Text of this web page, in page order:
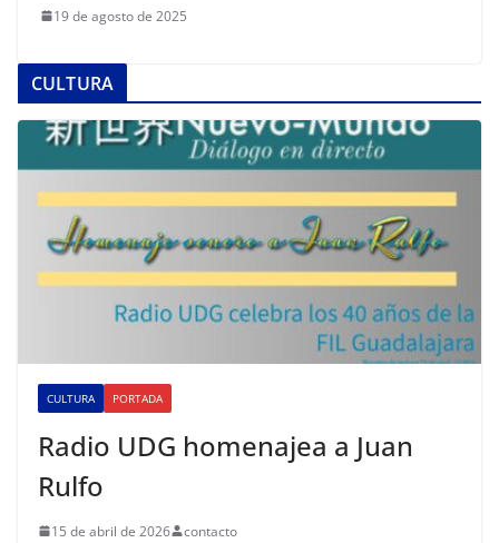
19 de agosto de 2025
CULTURA
CULTURA PORTADA
Radio UDG homenajea a Juan
Rulfo
15 de abril de 2026 contacto